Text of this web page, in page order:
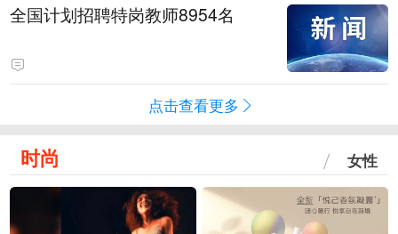
全国计划招聘特岗教师8954名
点击查看更多
时尚 女性